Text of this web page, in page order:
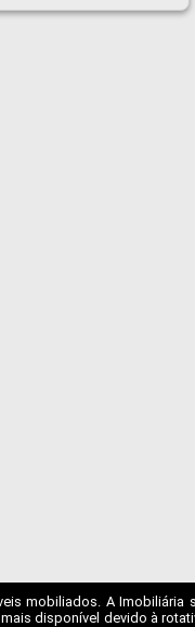
mobiliados. A Imobiliária
disponível devido à